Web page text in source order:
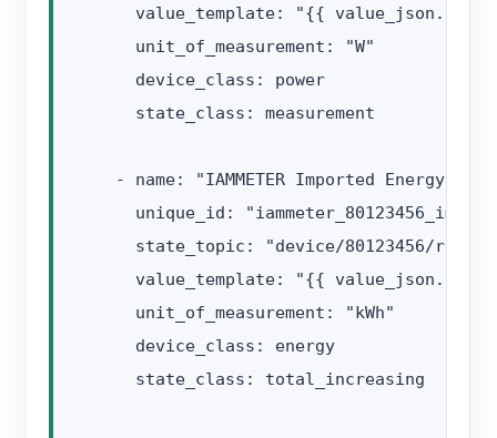
value_template: "{{
      unit_of_measurement: "W"
      device_class: power
      state_class: measurement
    - name: "IAMMETER Imported Energy A"
unique_id:
state_topic: "device/80123456/
value_template: "{{
      unit_of_measurement: "kWh"
      device_class: energy
      state_class: total_increasing